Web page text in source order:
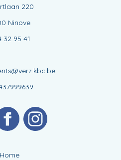
220
Ninove
32 95 41
Home